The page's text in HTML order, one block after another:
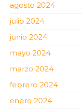
agosto 2024
julio 2024
junio 2024
mayo 2024
marzo 2024
febrero 2024
enero 2024